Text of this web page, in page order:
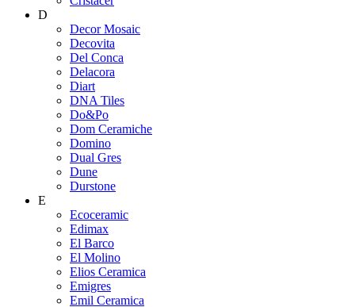
D
Decor Mosaic
Decovita
Del Conca
Delacora
Diart
DNA Tiles
Do&Po
Dom Ceramiche
Domino
Dual Gres
Dune
Durstone
E
Ecoceramic
Edimax
El Barco
El Molino
Elios Ceramica
Emigres
Emil Ceramica